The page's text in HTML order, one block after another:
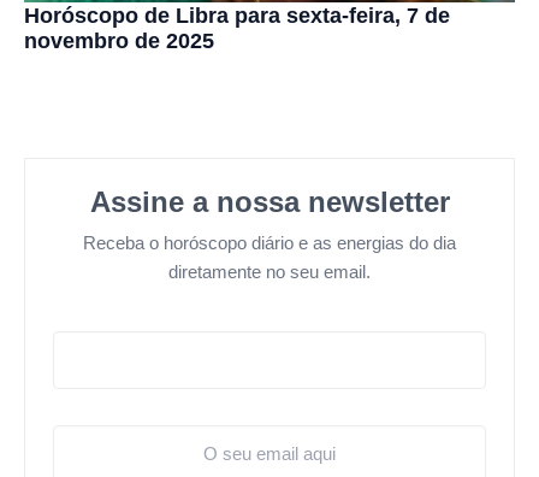
Horóscopo de Libra para sexta-feira, 7 de
novembro de 2025
Assine a nossa newsletter
Receba o horóscopo diário e as energias do dia
diretamente no seu email.